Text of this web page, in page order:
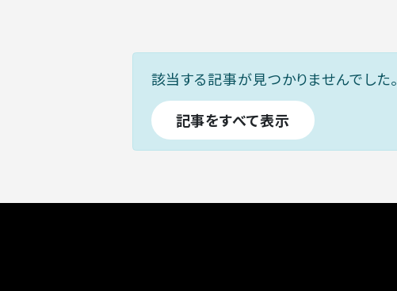
該当する記事が見つかりませんでした。
記事をすべて表示